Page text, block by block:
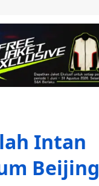
Intan
Beijing